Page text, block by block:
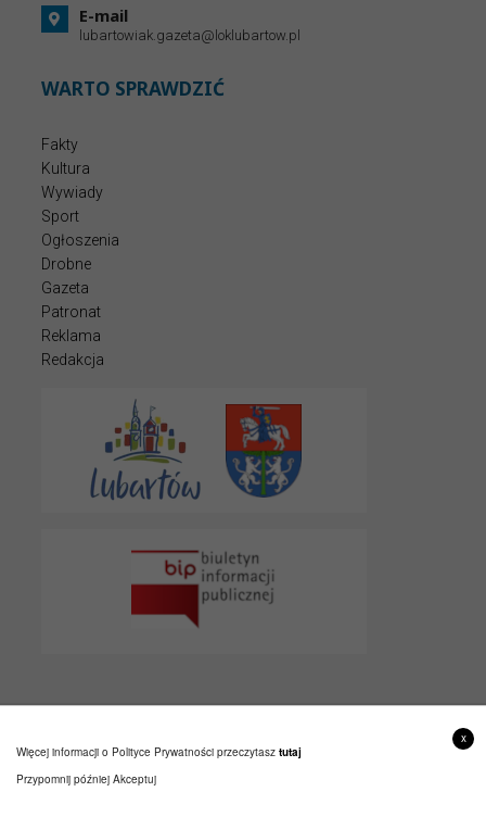
E-mail
lubartowiak.gazeta@loklubartow.pl
WARTO SPRAWDZIĆ
Fakty
Kultura
Wywiady
Sport
Ogłoszenia
Drobne
Gazeta
Patronat
Reklama
Redakcja
PROJEKT I WYKONANIE
x
Więcej informacji o Polityce Prywatności przeczytasz tutaj
Przypomnij później Akceptuj